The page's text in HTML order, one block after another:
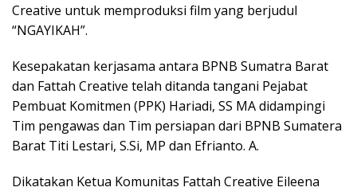
Creative untuk memproduksi film yang berjudul
“NGAYIKAH”.
Kesepakatan kerjasama antara BPNB Sumatra Barat
dan Fattah Creative telah ditanda tangani Pejabat
Pembuat Komitmen (PPK) Hariadi, SS MA didampingi
Tim pengawas dan Tim persiapan dari BPNB Sumatera
Barat Titi Lestari, S.Si, MP dan Efrianto. A.
Dikatakan Ketua Komunitas Fattah Creative Eileena